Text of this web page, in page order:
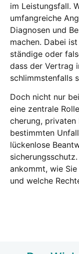
im Leis­tungs­fall.
umfang­rei­che
Dia­gno­sen und
machen. Dabei
stän­di­ge oder
dass der Ver­trag
schlimms­ten­falls
Doch nicht nur
eine zen­tra­le
che­rung, pri­va­ten
bestimm­ten
lücken­lo­se
ankommt, wie
und wel­che